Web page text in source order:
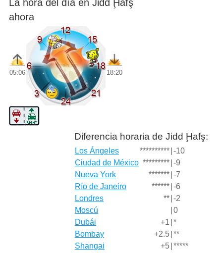
La hora del día en Jidd Ḩafş
ahora
05:06 18:20
Diferencia horaria de Jidd Ḩafş:
Los Ángeles ********** -10
Ciudad de México ********* -9
Nueva York
******* -7
Río de Janeiro
****** -6
Londres
** -2
Moscú
0
Dubái
+1 *
Bombay
+2.5 **
Shangai
+5 *****